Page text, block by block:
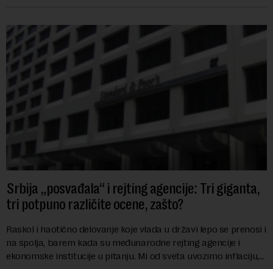
Srbija „posvađala“ i rejting agencije: Tri giganta,
tri potpuno različite ocene, zašto?
Raskol i haotično delovanje koje vlada u državi lepo se prenosi i
na spolja, barem kada su međunarodne rejting agencije i
ekonomske institucije u pitanju. Mi od sveta uvozimo inflaciju,